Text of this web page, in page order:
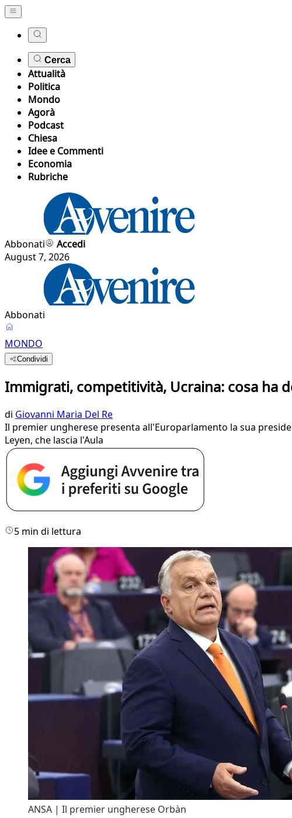
Cerca
Attualità
Politica
Mondo
Agorà
Podcast
Chiesa
Idee e Commenti
Economia
Rubriche
Abbonati
Accedi
August 7, 2026
Abbonati
MONDO
Condividi
Immigrati, competitività, Ucraina: cosa ha
di Giovanni Maria Del Re
Il premier ungherese presenta all'Europarlamento la sua
Leyen, che lascia l'Aula
5 min di lettura
ANSA | Il premier ungherese Orbàn